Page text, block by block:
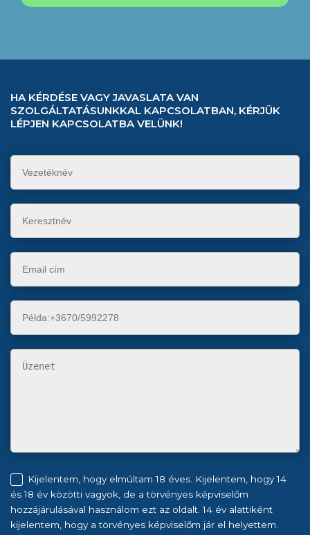
HA KÉRDÉSE VAGY JAVASLATA VAN
SZOLGÁLTATÁSUNKKAL KAPCSOLATBAN, KÉRJÜK
LÉPJEN KAPCSOLATBA VELÜNK!
Kijelentem, hogy elmúltam 18 éves. Kijelentem, hogy 14
és 18 év közötti vagyok, de a törvényes képviselőm
hozzájárulásával használom ezt az oldalt. 14 év alattiként
kijelentem, hogy a törvényes képviselőm jár el helyettem.